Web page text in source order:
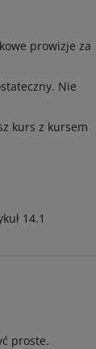
prowizje za
Nie
kurs z kursem
14.1
proste.